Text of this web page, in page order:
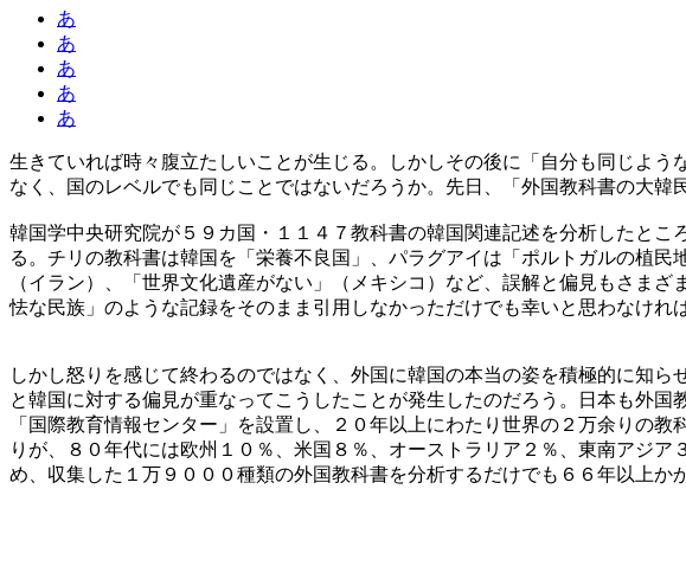
あ
あ
あ
あ
あ
生きていれば時々腹立たしいことが生じる。しかしその後に「自分も同じよ
なく、国のレベルでも同じことではないだろうか。先日、「外国教科書の大
韓国学中央研究院が５９カ国・１１４７教科書の韓国関連記述を分析したと
る。チリの教科書は韓国を「栄養不良国」、パラグアイは「ポルトガルの植
（イラン）、「世界文化遺産がない」（メキシコ）など、誤解と偏見もさま
怯な民族」のような記録をそのまま引用しなかっただけでも幸いと思わなけれ
しかし怒りを感じて終わるのではなく、外国に韓国の本当の姿を積極的に知
と韓国に対する偏見が重なってこうしたことが発生したのだろう。日本も外
「国際教育情報センター」を設置し、２０年以上にわたり世界の２万余りの
りが、８０年代には欧州１０％、米国８％、オーストラリア２％、東南アジ
め、収集した１万９０００種類の外国教科書を分析するだけでも６６年以上か